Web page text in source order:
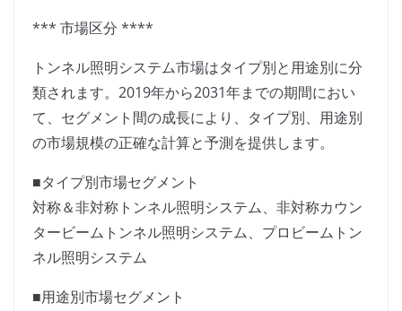
*** 市場区分 ****
トンネル照明システム市場はタイプ別と用途別に分
類されます。2019年から2031年までの期間におい
て、セグメント間の成長により、タイプ別、用途別
の市場規模の正確な計算と予測を提供します。
■タイプ別市場セグメント
対称＆非対称トンネル照明システム、非対称カウン
タービームトンネル照明システム、プロビームトン
ネル照明システム
■用途別市場セグメント